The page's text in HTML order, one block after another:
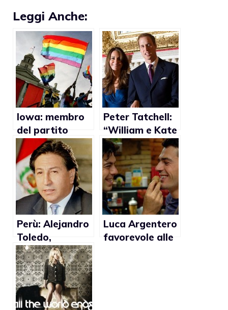
Leggi Anche:
Iowa: membro
del partito
repubblicano ha
creato un
gruppo a
favore del
matrimonio gay
Peter Tatchell:
“William e Kate
devono
promuovere il
matrimonio
gay”
Perù: Alejandro
Toledo,
favorevole al
matrimonio
gay, fuori dalla
corsa alle
presidenziali
Luca Argentero
favorevole alle